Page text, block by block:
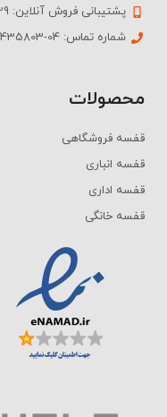
پشتیبانی فروش آنلاین: 09108113129
شماره تماس: 04-02174435803
محصولات
قفسه فروشگاهی
قفسه انباری
قفسه اداری
قفسه خانگی